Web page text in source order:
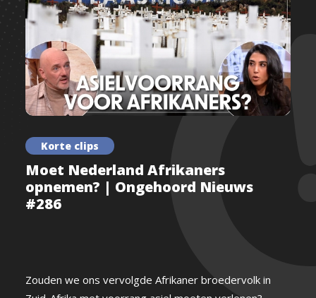
Korte clips
Moet Nederland Afrikaners
opnemen? | Ongehoord Nieuws
#286
Zouden we ons vervolgde Afrikaner broedervolk in